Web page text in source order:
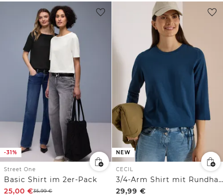
-31%
Street One
Basic Shirt im 2er-Pack
25,00 €35,99€
NEW
CECIL
3/4-Arm Shirt mit Rundhals in Unifarbe
29,99 €